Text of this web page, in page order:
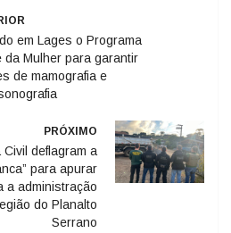
em Lages o Programa
da Mulher para garantir
de mamografia e
PRÓXIMO
deflagram a
para apurar
a administração
do Planalto
Serrano